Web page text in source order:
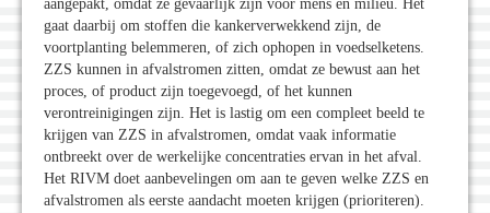
aangepakt, omdat ze gevaarlijk zijn voor mens en milieu. Het
gaat daarbij om stoffen die kankerverwekkend zijn, de
voortplanting belemmeren, of zich ophopen in voedselketens.
ZZS kunnen in afvalstromen zitten, omdat ze bewust aan het
proces, of product zijn toegevoegd, of het kunnen
verontreinigingen zijn. Het is lastig om een compleet beeld te
krijgen van ZZS in afvalstromen, omdat vaak informatie
ontbreekt over de werkelijke concentraties ervan in het afval.
Het RIVM doet aanbevelingen om aan te geven welke ZZS en
afvalstromen als eerste aandacht moeten krijgen (prioriteren).